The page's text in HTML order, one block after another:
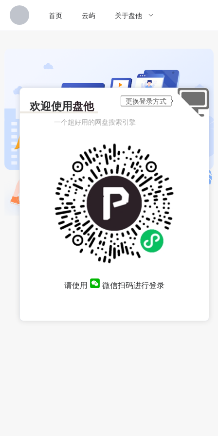
首页 云屿 关于盘他
欢迎使用盘他
一个超好用的网盘搜索引擎
请使用 微信扫码进行登录